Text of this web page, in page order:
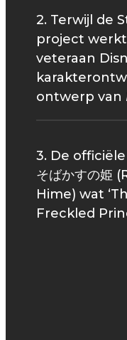
2. Terwijl de
project
veteraan
ontwerp van
3. De
そばかすの姫
Hime) wat
Freckled